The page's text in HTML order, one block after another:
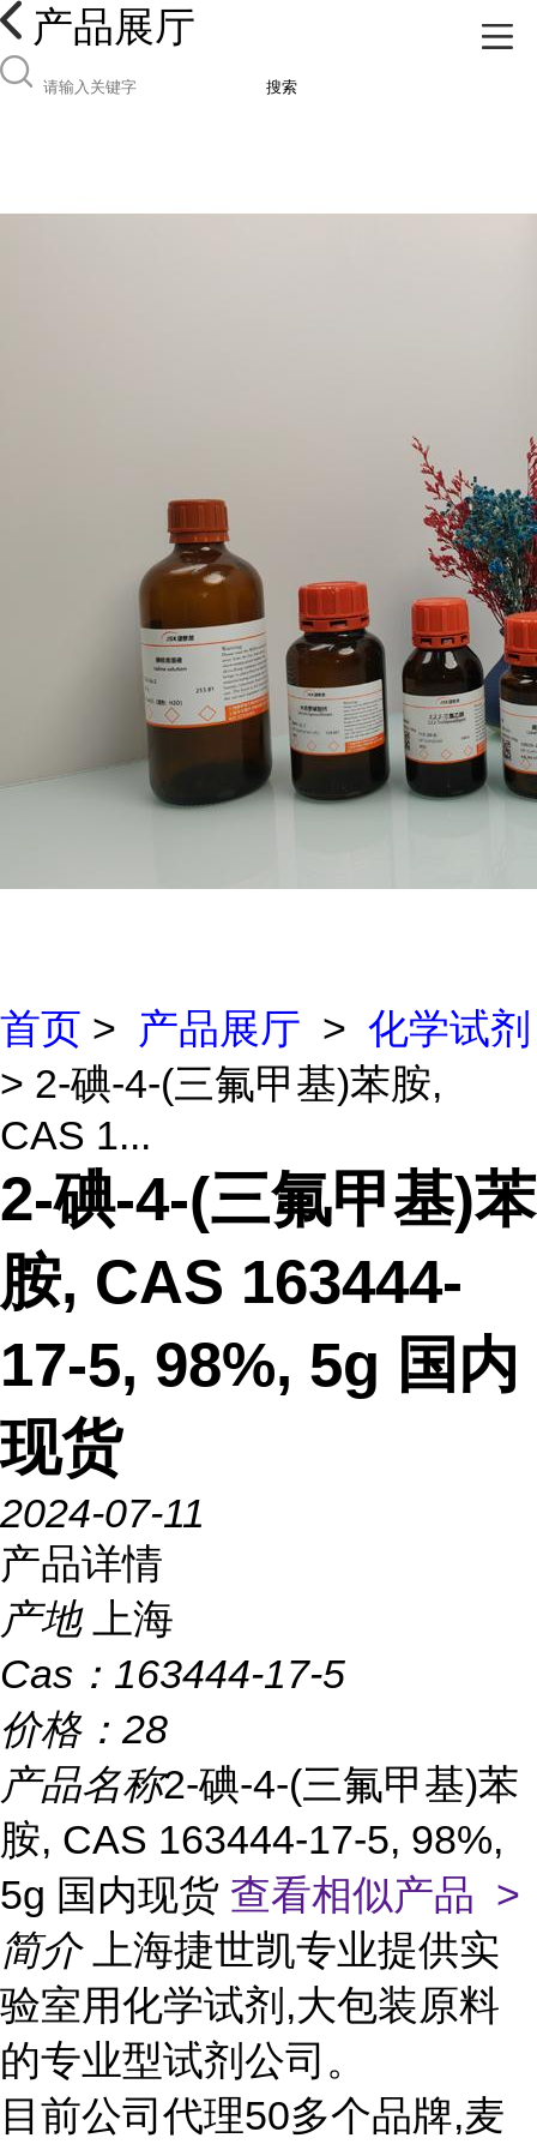
产品展厅
搜索
首页 > 产品展厅 > 化学试剂
> 2-碘-4-(三氟甲基)苯胺,
CAS 1...
2-碘-4-(三氟甲基)苯
胺, CAS 163444-
17-5, 98%, 5g 国内
现货
2024-07-11
产品详情
产地
上海
Cas： 163444-17-5
价格： 28
产品名称2-碘-4-(三氟甲基)苯
胺, CAS 163444-17-5, 98%,
5g 国内现货 查看相似产品 >
简介
上海捷世凯专业提供实
验室用化学试剂,大包装原料
的专业型试剂公司。
目前公司代理50多个品牌,麦